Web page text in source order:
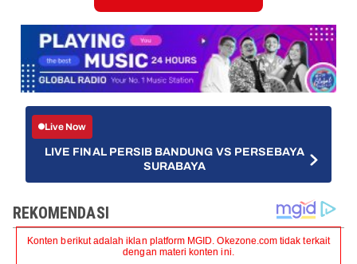
Live Now
LIVE FINAL PERSIB BANDUNG VS PERSEBAYA
SURABAYA